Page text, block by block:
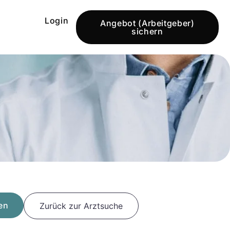
Login
Angebot (Arbeitgeber)
sichern
Zurück zur Arztsuche